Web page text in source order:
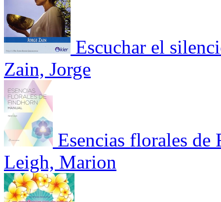
Escuchar el
Zain, Jorge
Esencias florales de
Leigh, Marion